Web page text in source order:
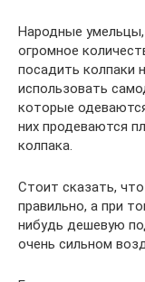
Народные
огромное
посадить колпаки
использовать
которые
них продеваются
колпака.
Стоит сказать,
правильно, а при
нибудь дешевую
очень сильном